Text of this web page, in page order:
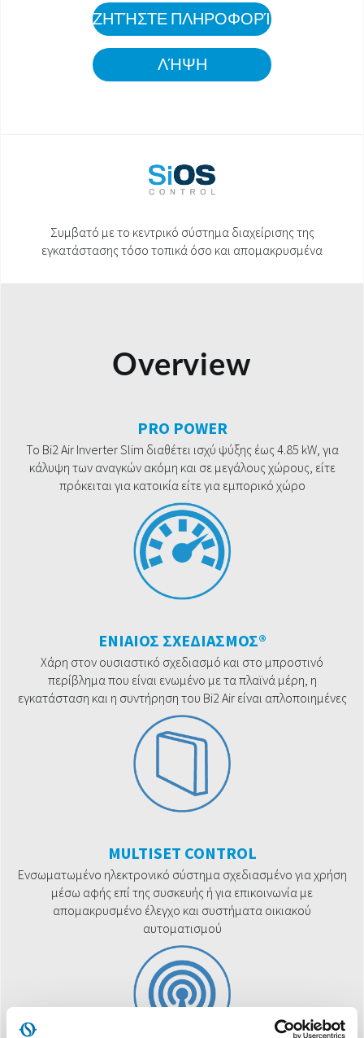
ΖΗΤΉΣΤΕ ΠΛΗΡΟΦΟΡΊΕΣ
ΛΉΨΗ
Συμβατό με το κεντρικό σύστημα διαχείρισης της
εγκατάστασης τόσο τοπικά όσο και απομακρυσμένα
Overview
PRO POWER
Το Bi2 Air Inverter Slim διαθέτει ισχύ ψύξης έως 4.85 kW, για
κάλυψη των αναγκών ακόμη και σε μεγάλους χώρους, είτε
πρόκειται για κατοικία είτε για εμπορικό χώρο
ΕΝΙΑΙΟΣ ΣΧΕΔΙΑΣΜΟΣ®
Χάρη στον ουσιαστικό σχεδιασμό και στο μπροστινό
περίβλημα που είναι ενωμένο με τα πλαϊνά μέρη, η
εγκατάσταση και η συντήρηση του Bi2 Air είναι απλοποιημένες
MULTISET CONTROL
Ενσωματωμένο ηλεκτρονικό σύστημα σχεδιασμένο για χρήση
μέσω αφής επί της συσκευής ή για επικοινωνία με
απομακρυσμένο έλεγχο και συστήματα οικιακού
αυτοματισμού